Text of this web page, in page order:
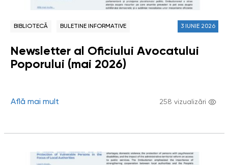
BIBLIOTECĂ BULETINE INFORMATIVE 3 IUNIE 2026
Newsletter al Oficiului Avocatului
Poporului (mai 2026)
Află mai mult 258 vizualizări